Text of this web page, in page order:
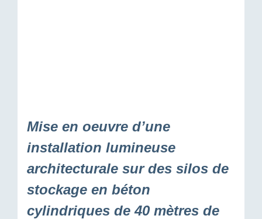
Mise en oeuvre d’une
installation lumineuse
architecturale sur des silos de
stockage en béton
cylindriques de 40 mètres de